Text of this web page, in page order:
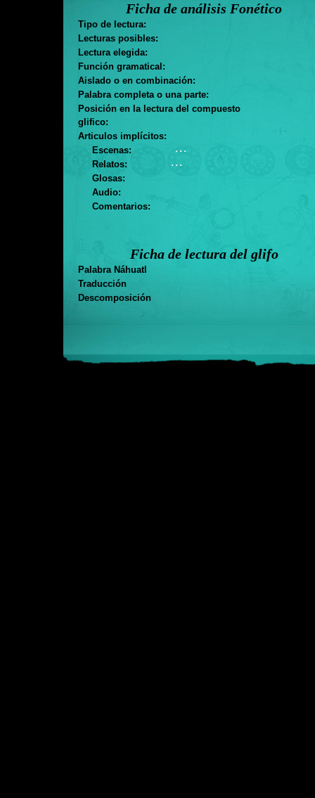
Ficha de análisis Fonético
Tipo de lectura:
Lecturas posibles:
Lectura elegida:
Función gramatical:
Aislado o en combinación:
Palabra completa o una parte:
Posición en la lectura del compuesto
glifico:
Articulos implícitos:
Escenas:
. . .
Relatos:
. . .
Glosas:
Audio:
Comentarios:
Ficha de lectura del glifo
Palabra Náhuatl
Traducción
Descomposición